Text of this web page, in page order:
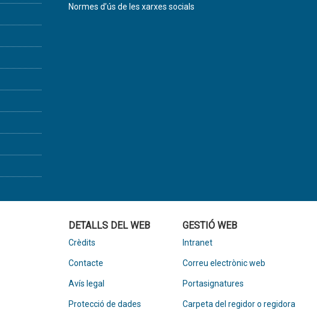
Normes d’ús de les xarxes socials
DETALLS DEL WEB
Crèdits
Contacte
Avís legal
Protecció de dades
GESTIÓ WEB
Intranet
Correu electrònic web
Portasignatures
Carpeta del regidor o regidora